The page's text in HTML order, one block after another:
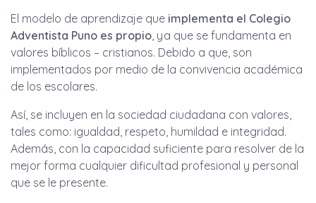
El modelo de aprendizaje que implementa el Colegio
Adventista Puno es propio, ya que se fundamenta en
valores bíblicos – cristianos. Debido a que, son
implementados por medio de la convivencia académica
de los escolares.
Así, se incluyen en la sociedad ciudadana con valores,
tales como: igualdad, respeto, humildad e integridad.
Además, con la capacidad suficiente para resolver de la
mejor forma cualquier dificultad profesional y personal
que se le presente.